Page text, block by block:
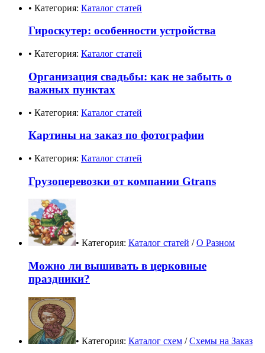
• Категория: Каталог статей
Гироскутер: особенности устройства
• Категория: Каталог статей
Организация свадьбы: как не забыть о
важных пунктах
• Категория: Каталог статей
Картины на заказ по фотографии
• Категория: Каталог статей
Грузоперевозки от компании Gtrans
• Категория: Каталог статей /О Разном
Можно ли вышивать в церковные
праздники?
• Категория: Каталог схем /Схемы на Заказ